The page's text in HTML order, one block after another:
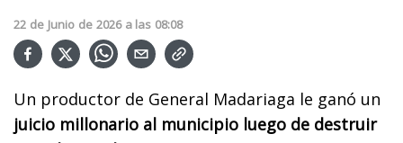
22 de Junio de 2026 a las 08:08
Un productor de General Madariaga le ganó un
juicio millonario al municipio luego de destruir